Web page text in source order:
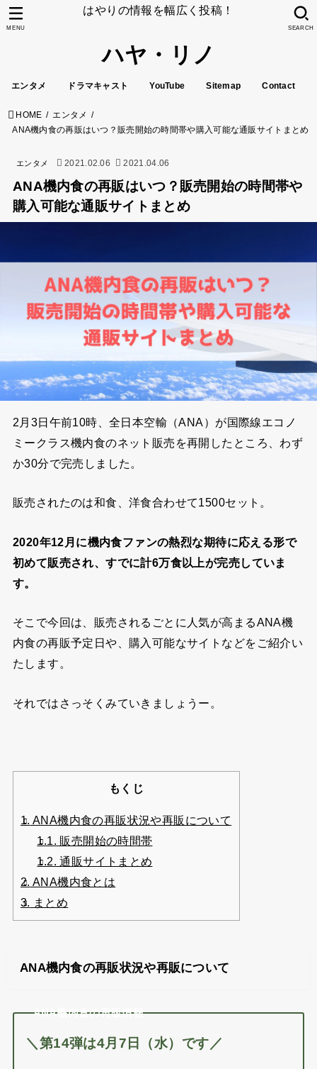
はやりの情報を幅広く投稿！
ハヤ・リノ
エンタメ ドラマキャスト YouTube Sitemap Contact
SEARCH
MENU
HOME
エンタメ
ANA機内食の再販はいつ？販売開始の時間帯や購入可能な通販サイトまとめ
エンタメ 2021.02.06 2021.04.06
ANA機内食の再販はいつ？販売開始の時間帯や
購入可能な通販サイトまとめ
2月3日午前10時、全日本空輸（ANA）が国際線エコノ
ミークラス機内食のネット販売を再開したところ、わず
か30分で完売しました。
販売されたのは和食、洋食合わせて1500セット。
2020年12月に機内食ファンの熱烈な期待に応える形で
初めて販売され、すでに計6万食以上が完売していま
す。
そこで今回は、販売されるごとに人気が高まるANA機
内食の再販予定日や、購入可能なサイトなどをご紹介い
たします。
それではさっそくみていきましょうー。
もくじ
1. ANA機内食の再販状況や再販について
1.1. 販売開始の時間帯
1.2. 通販サイトまとめ
2. ANA機内食とは
3. まとめ
ANA機内食の再販状況や再販について
ANA機内食の再販情報
＼第14弾は4月7日（水）です／